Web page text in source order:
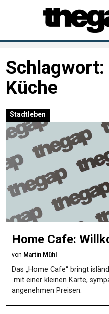
Schlagwort:
Küche
Stadtleben
Home Cafe:
von Martin Mühl
Das „Home Cafe“ bringt
mit einer kleinen Karte,
angenehmen Preisen.